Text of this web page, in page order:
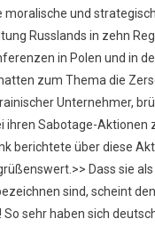
moralische und
Russlands in zehn
in Polen und in
zum Thema die
Unternehmer,
ihren Sabotage-Aktionen
berichtete über diese
Dass sie
sind, scheint
sehr haben sich